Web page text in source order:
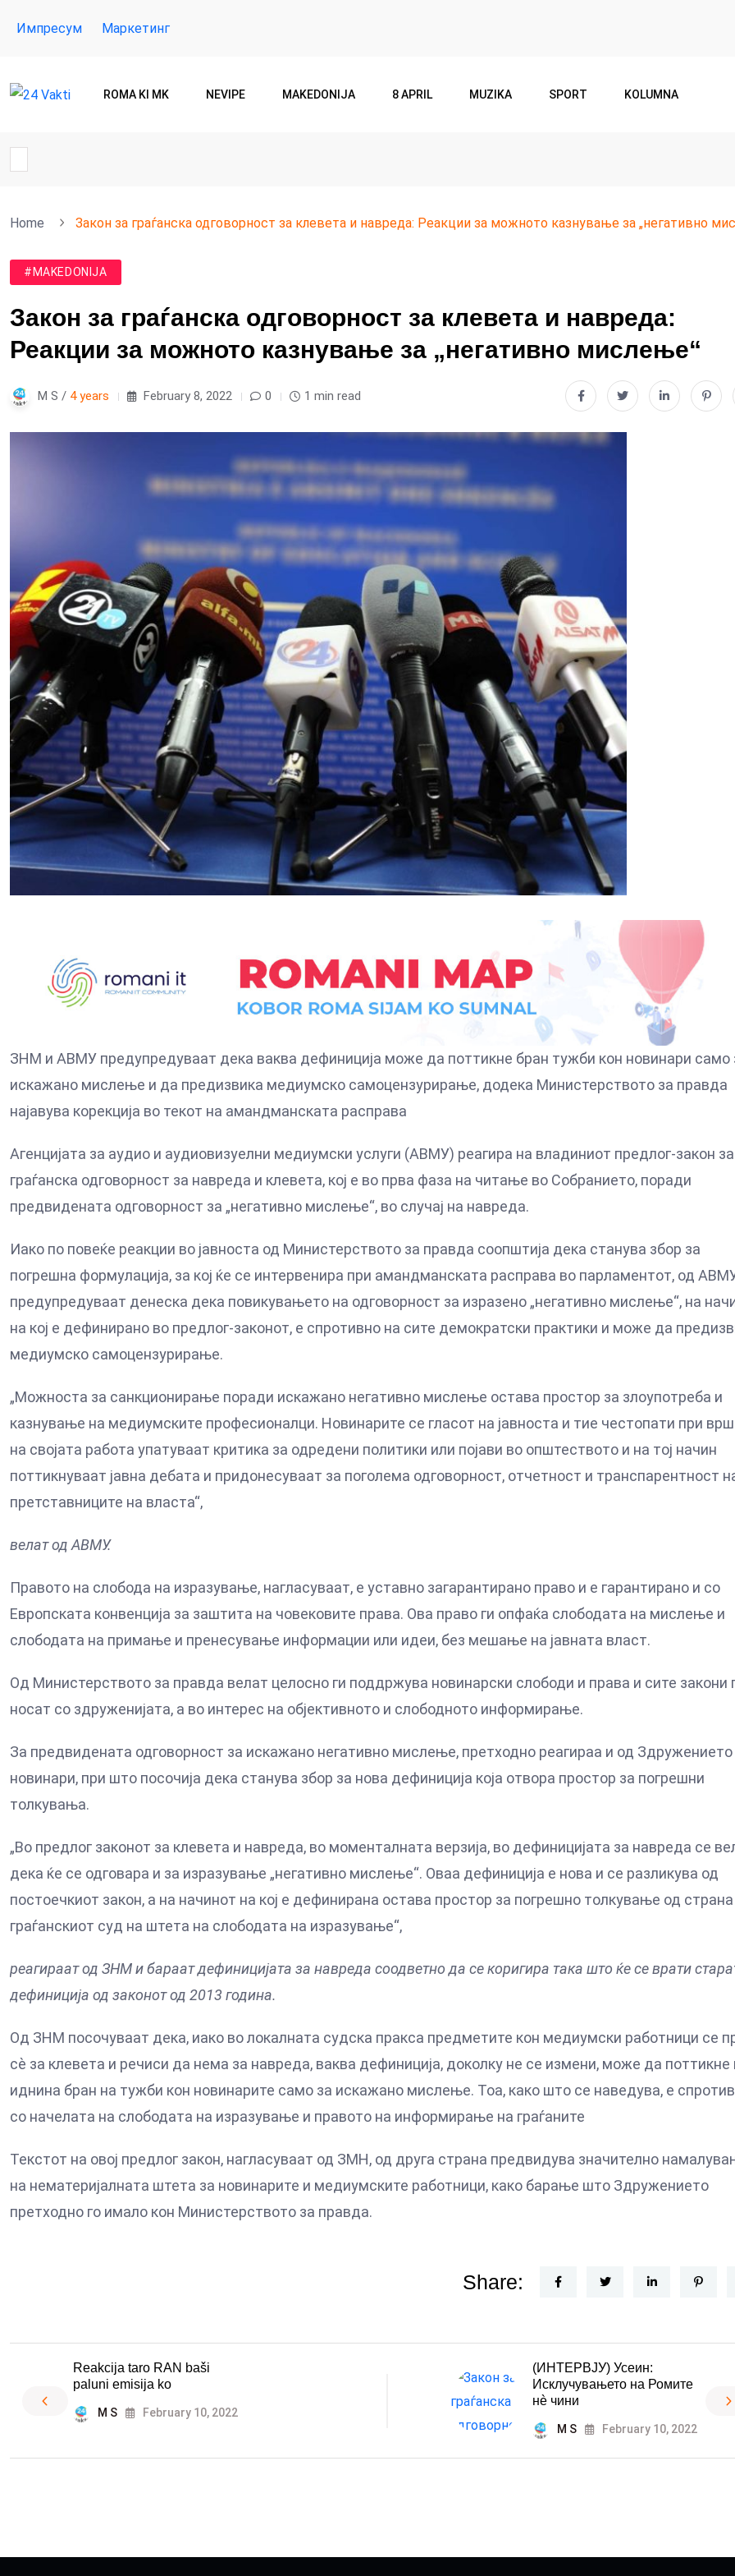
Импресум Маркетинг
ROMA KI MK NEVIPE MAKEDONIJA 8 APRIL MUZIKA SPORT KOLUMNA
Home Закон за граѓанска одговорност за клевета и навреда: Реакции за можното казнување за „негативно
#MAKEDONIJA
Закон за граѓанска одговорност за клевета и навреда:
Реакции за можното казнување за „негативно мислење“
M S / 4 years February 8, 2022 0 1 min read
ЗНМ и АВМУ предупредуваат дека ваква дефиниција може да поттикне бран тужби кон новинари само
искажано мислење и да предизвика медиумско самоцензурирање, додека Министерството за правда
најавува корекција во текот на амандманската расправа
Агенцијата за аудио и аудиовизуелни медиумски услуги (АВМУ) реагира на владиниот предлог-закон за
граѓанска одговорност за навреда и клевета, кој е во прва фаза на читање во Собранието, поради
предвидената одговорност за „негативно мислење“, во случај на навреда.
Иако по повеќе реакции во јавноста од Министерството за правда соопштија дека станува збор за
погрешна формулација, за кој ќе се интервенира при амандманската расправа во парламентот, од
предупредуваат денеска дека повикувањето на одговорност за изразено „негативно мислење“, на
на кој е дефинирано во предлог-законот, е спротивно на сите демократски практики и може да
медиумско самоцензурирање.
„Можноста за санкционирање поради искажано негативно мислење остава простор за злоупотреба и
казнување на медиумските професионалци. Новинарите се гласот на јавноста и тие честопати при
на својата работа упатуваат критика за одредени политики или појави во општеството и на тој начин
поттикнуваат јавна дебата и придонесуваат за поголема одговорност, отчетност и транспарентност
претставниците на власта“,
велат од АВМУ.
Правото на слобода на изразување, нагласуваат, е уставно загарантирано право и е гарантирано и со
Европската конвенција за заштита на човековите права. Ова право ги опфаќа слободата на мислење и
слободата на примање и пренесување информации или идеи, без мешање на јавната власт.
Од Министерството за правда велат целосно ги поддржува новинарски слободи и права и сите закони
носат со здруженијата, а во интерес на објективното и слободното информирање.
За предвидената одговорност за искажано негативно мислење, претходно реагираа и од Здружението
новинари, при што посочија дека станува збор за нова дефиниција која отвора простор за погрешни
толкувања.
„Во предлог законот за клевета и навреда, во моменталната верзија, во дефиницијата за навреда се
дека ќе се одговара и за изразување „негативно мислење“. Оваа дефиниција е нова и се разликува од
постоечкиот закон, а на начинот на кој е дефинирана остава простор за погрешно толкување од
граѓанскиот суд на штета на слободата на изразување“,
реагираат од ЗНМ и бараат дефиницијата за навреда соодветно да се коригира така што ќе се врати
дефиниција од законот од 2013 година.
Од ЗНМ посочуваат дека, иако во локалната судска пракса предметите кон медиумски работници се
сè за клевета и речиси да нема за навреда, ваква дефиниција, доколку не се измени, може да поттикне
иднина бран на тужби кон новинарите само за искажано мислење. Тоа, како што се наведува, е
со начелата на слободата на изразување и правото на информирање на граѓаните
Текстот на овој предлог закон, нагласуваат од ЗМН, од друга страна предвидува значително
на нематеријалната штета за новинарите и медиумските работници, како барање што Здружението
претходно го имало кон Министерството за правда.
Share:
Reakcija taro RAN baši
paluni emisija ko
M S February 10, 2022
(ИНТЕРВЈУ) Усеин:
Исклучувањето на Ромите
нè чини
M S February 10, 2022